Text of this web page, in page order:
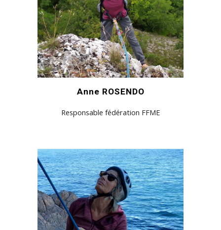
Anne ROSENDO
Responsable fédération FFME